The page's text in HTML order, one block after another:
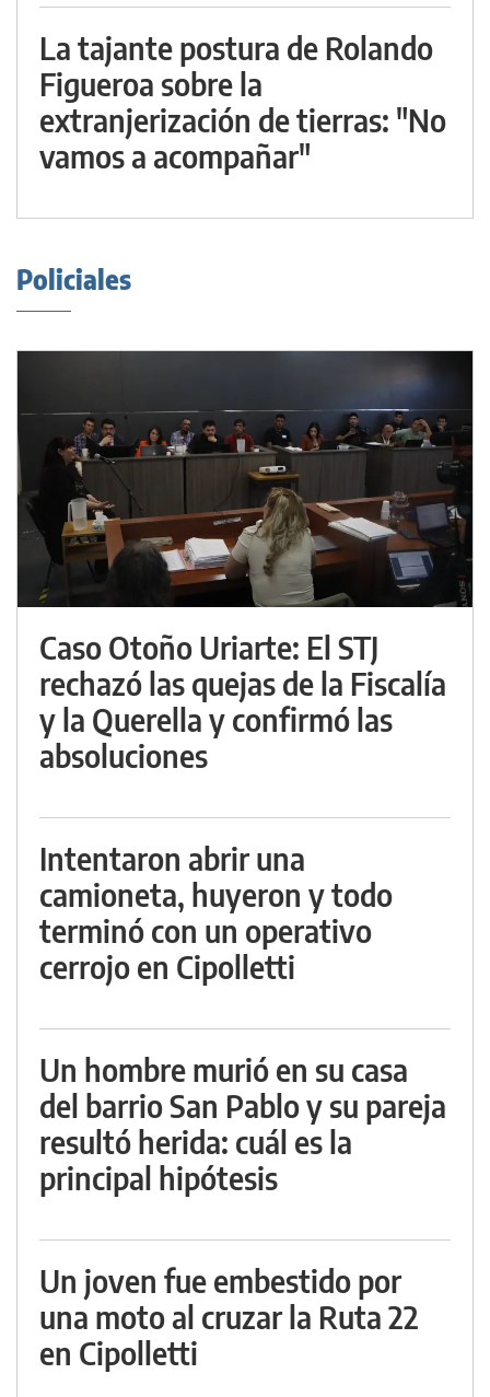
La tajante postura de Rolando
Figueroa sobre la
extranjerización de tierras: "No
vamos a acompañar"
Policiales
Caso Otoño Uriarte: El STJ
rechazó las quejas de la Fiscalía
y la Querella y confirmó las
absoluciones
Intentaron abrir una
camioneta, huyeron y todo
terminó con un operativo
cerrojo en Cipolletti
Un hombre murió en su casa
del barrio San Pablo y su pareja
resultó herida: cuál es la
principal hipótesis
Un joven fue embestido por
una moto al cruzar la Ruta 22
en Cipolletti